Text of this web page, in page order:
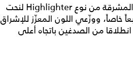
استعيني ببودرة الخدود المشرقة من نوع Highlighter لنحت
خاصاً، ووزّعي اللون المعزّز للإشراق
من الصدغين باتجاه أعلى